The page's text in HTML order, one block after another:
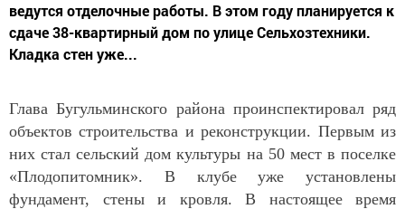
ведутся отделочные работы. В этом году планируется к
сдаче 38-квартирный дом по улице Сельхозтехники.
Кладка стен уже...
Глава Бугульминского района проинспектировал ряд
объектов строительства и реконструкции. Первым из
них стал сельский дом культуры на 50 мест в поселке
«Плодопитомник». В клубе уже установлены
фундамент, стены и кровля. В настоящее время